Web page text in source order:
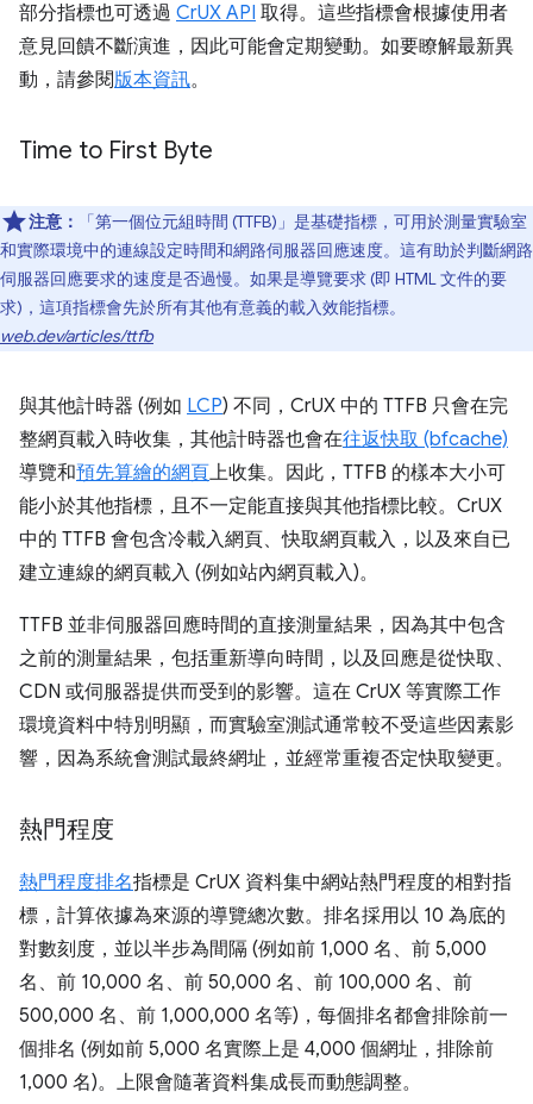
部分指標也可透過 CrUX API 取得。這些指標會根據使用者
意見回饋不斷演進，因此可能會定期變動。如要瞭解最新異
動，請參閱版本資訊。
Time to First Byte
注意：
「第一個位元組時間 (TTFB)」是基礎指標，可用於測量實驗室
和實際環境中的連線設定時間和網路伺服器回應速度。這有助於判斷網路
伺服器回應要求的速度是否過慢。如果是導覽要求 (即 HTML 文件的要
求)，這項指標會先於所有其他有意義的載入效能指標。
web.dev/articles/ttfb
與其他計時器 (例如 LCP) 不同，CrUX 中的 TTFB 只會在完
整網頁載入時收集，其他計時器也會在往返快取 (bfcache)
導覽和預先算繪的網頁上收集。因此，TTFB 的樣本大小可
能小於其他指標，且不一定能直接與其他指標比較。CrUX
中的 TTFB 會包含冷載入網頁、快取網頁載入，以及來自已
建立連線的網頁載入 (例如站內網頁載入)。
TTFB 並非伺服器回應時間的直接測量結果，因為其中包含
之前的測量結果，包括重新導向時間，以及回應是從快取、
CDN 或伺服器提供而受到的影響。這在 CrUX 等實際工作
環境資料中特別明顯，而實驗室測試通常較不受這些因素影
響，因為系統會測試最終網址，並經常重複否定快取變更。
熱門程度
熱門程度排名指標是 CrUX 資料集中網站熱門程度的相對指
標，計算依據為來源的導覽總次數。排名採用以 10 為底的
對數刻度，並以半步為間隔 (例如前 1,000 名、前 5,000
名、前 10,000 名、前 50,000 名、前 100,000 名、前
500,000 名、前 1,000,000 名等)，每個排名都會排除前一
個排名 (例如前 5,000 名實際上是 4,000 個網址，排除前
1,000 名)。上限會隨著資料集成長而動態調整。